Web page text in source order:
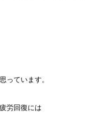
っています。
労回復には